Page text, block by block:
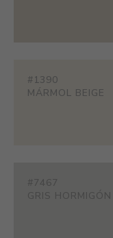
#1390
MÁRMOL BEIGE
#7467
GRIS HORMIGÓN